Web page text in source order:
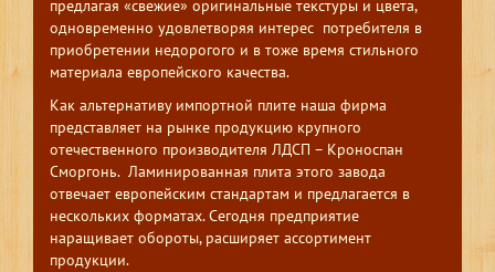
предлагая «свежие» оригинальные текстуры и цвета,
одновременно удовлетворяя интерес потребителя в
приобретении недорогого и в тоже время стильного
материала европейского качества.
Как альтернативу импортной плите наша фирма
представляет на рынке продукцию крупного
отечественного производителя ЛДСП – Кроноспан
Сморгонь. Ламинированная плита этого завода
отвечает европейским стандартам и предлагается в
нескольких форматах. Сегодня предприятие
наращивает обороты, расширяет ассортимент
продукции.